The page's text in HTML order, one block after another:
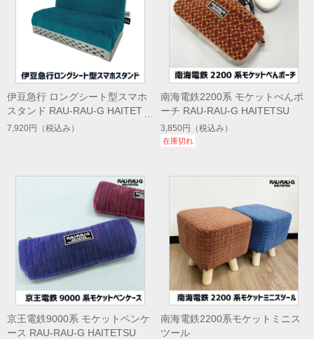
伊豆急行 ロングシート型スマホ
スタンド RAU-RAU-G HAITETS
U
7,920円 （税込み）
南海電鉄2200系 モケットぺんポ
ーチ RAU-RAU-G HAITETSU
3,850円 （税込み）
在庫切れ
京王電鉄9000系 モケットペンケ
ース RAU-RAU-G HAITETSU
南海電鉄2200系モケットミニス
ツール